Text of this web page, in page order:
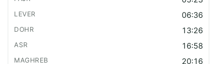
06:36
13:26
16:58
20:16